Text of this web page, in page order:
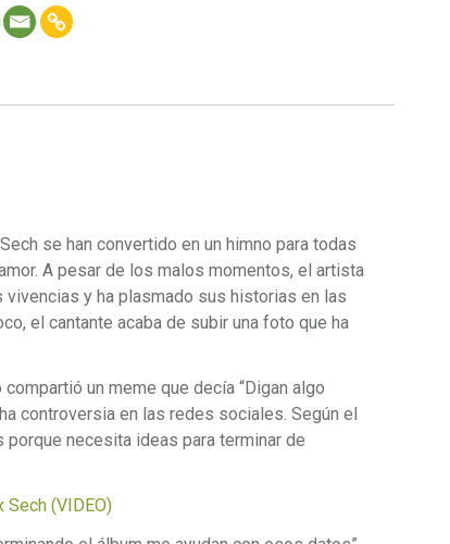
se han convertido en un himno para todas
A pesar de los malos momentos, el artista
y ha plasmado sus historias en las
el cantante acaba de subir una foto que ha
un meme que decía “Digan algo
controversia en las redes sociales. Según el
necesita ideas para terminar de
Sech (VIDEO)